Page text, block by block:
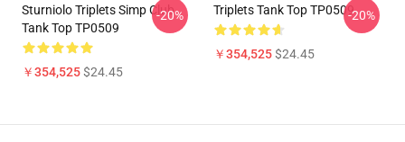
Sturniolo Triplets Simp Club
Tank Top TP0509
￥354,525$24.45
-20% Triplets Tank Top TP0509
￥354,525$24.45
-20%